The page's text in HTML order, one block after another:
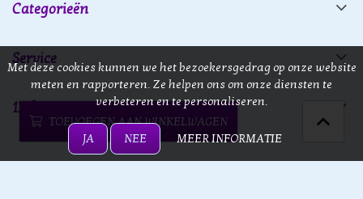
TOEVOEGEN AAN WINKELWAGEN
Categorieën
Service
13 doors
Met deze cookies kunnen we het bezoekersgedrag op onze website
meten en rapporteren. Ze helpen ons om onze diensten te
verbeteren en te personaliseren.
JA NEE MEER INFORMATIE